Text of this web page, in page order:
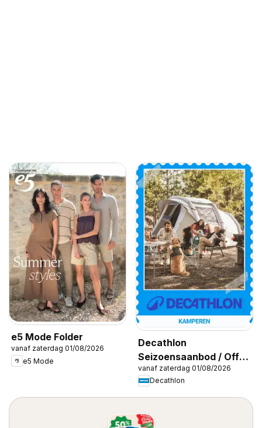
e5 Mode Folder
vanaf zaterdag 01/08/2026
e5 Mode
Decathlon
Seizoensaanbod / Offre
saisonnière
vanaf zaterdag 01/08/2026
Decathlon